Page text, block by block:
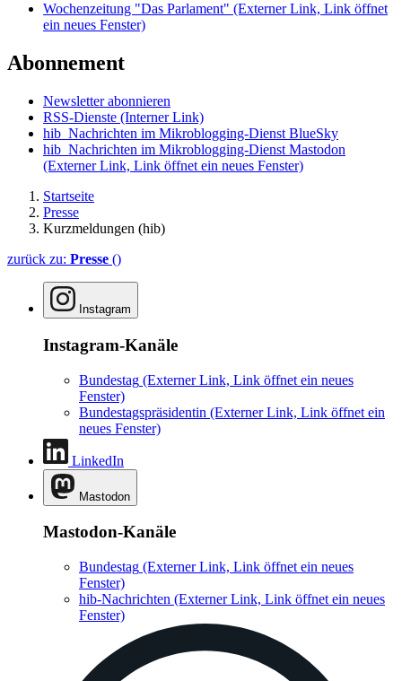
Wochenzeitung "Das Parlament" (Externer Link, Link öffnet
ein neues Fenster)
Abonnement
Newsletter abonnieren
RSS-Dienste (Interner Link)
hib_Nachrichten im Mikroblogging-Dienst BlueSky
hib_Nachrichten im Mikroblogging-Dienst Mastodon
(Externer Link, Link öffnet ein neues Fenster)
Startseite
Presse
Kurzmeldungen (hib)
zurück zu: Presse ()
Instagram
Instagram-Kanäle
Bundestag (Externer Link, Link öffnet ein neues
Fenster)
Bundestagspräsidentin (Externer Link, Link öffnet ein
neues Fenster)
LinkedIn
Mastodon
Mastodon-Kanäle
Bundestag (Externer Link, Link öffnet ein neues
Fenster)
hib-Nachrichten (Externer Link, Link öffnet ein neues
Fenster)